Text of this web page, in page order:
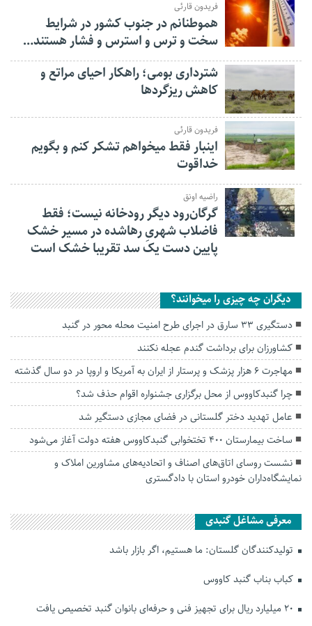
فریدون قارئی
هموطنانم در جنوب کشور در شرایط
سخت و ترس و استرس و فشار هستند…
شترداری بومی؛ راهکار احیای مراتع و
کاهش ریزگردها
فریدون قارئی
اینبار فقط میخواهم تشکر کنم و بگویم
خداقوت
راضیه اونق
گرگان‌رود دیگر رودخانه نیست؛ فقط
فاضلاب شهریِ رهاشده در مسیر خشک
پایین دست یک سد تقریبا خشک است
دیگران چه چیزی را میخوانند؟
دستگیری ۳۳ سارق در اجرای طرح امنیت محله محور در گنبد
کشاورزان برای برداشت گندم عجله نکنند
مهاجرت ۶ هزار پزشک و پرستار از ایران به آمریکا و اروپا در دو سال گذشته
چرا گنبدکاووس از محل برگزاری جشنواره اقوام حذف شد؟
عامل تهدید دختر گلستانی در فضای مجازی دستگیر شد
ساخت بیمارستان ۴۰۰ تختخوابی گنبدکاووس هفته دولت آغاز می‌شود
نشست روسای اتاق‌های اصناف و اتحادیه‌های مشاورین املاک و
نمایشگاه‌داران خودرو استان با دادگستری
معرفی مشاغل گنبدی
تولیدکنندگان گلستان: ما هستیم، اگر بازار باشد
کباب بناب گنبد کاووس